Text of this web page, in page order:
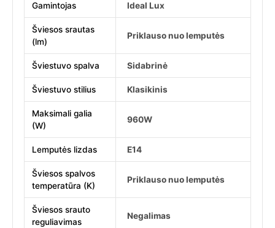
Gamintojas Ideal Lux
Šviesos srautas
(lm)
Priklauso nuo lemputės
Šviestuvo spalva Sidabrinė
Šviestuvo stilius Klasikinis
Maksimali galia
(W)
960W
Lemputės lizdas E14
Šviesos spalvos
temperatūra (K)
Priklauso nuo lemputės
Šviesos srauto
reguliavimas
Negalimas